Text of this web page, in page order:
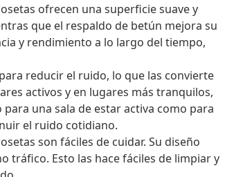
ofrecen una superficie suave y
que el respaldo de betún mejora su
y rendimiento a lo largo del tiempo,
reducir el ruido, lo que las convierte
activos y en lugares más tranquilos,
una sala de estar activa como para
el ruido cotidiano.
son fáciles de cuidar. Su diseño
tráfico. Esto las hace fáciles de limpiar y